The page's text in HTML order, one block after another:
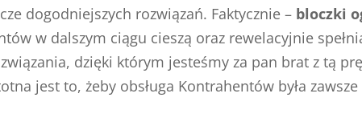
dogodniejszych rozwiązań. Faktycznie – bloczki
w dalszym ciągu cieszą oraz rewelacyjnie
dzięki którym jesteśmy za pan brat z tą
jest to, żeby obsługa Kontrahentów była